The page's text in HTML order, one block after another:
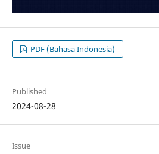
PDF (Bahasa Indonesia)
Published
2024-08-28
Issue